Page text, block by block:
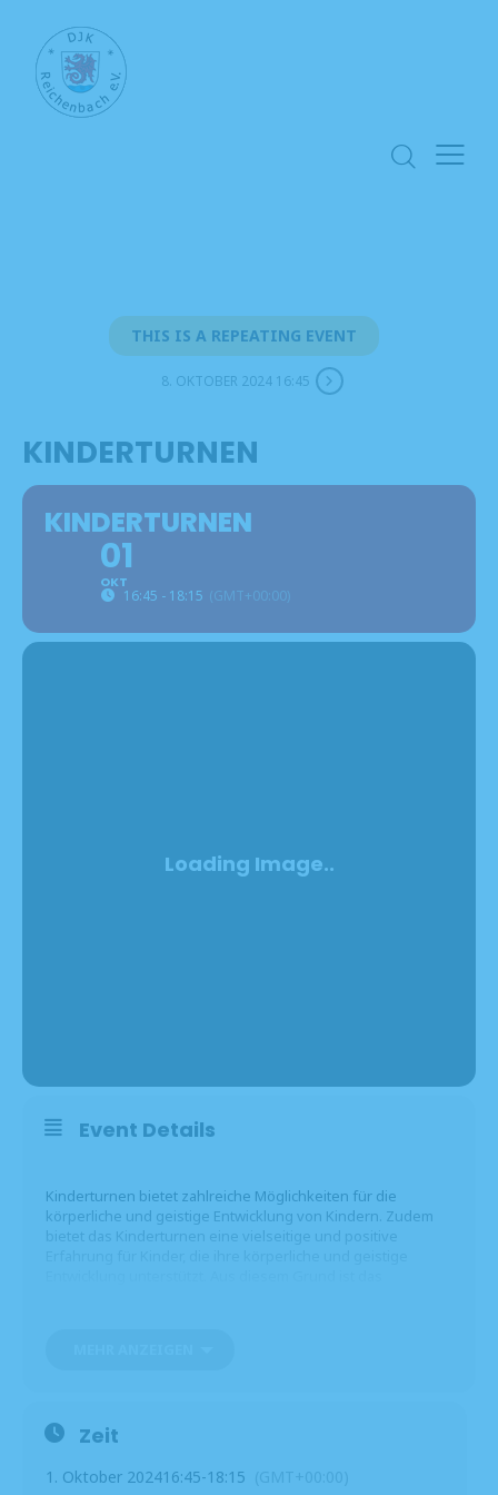
THIS IS A REPEATING EVENT
8. OKTOBER 2024 16:45
KINDERTURNEN
KINDERTURNEN
01
OKT
16:45 - 18:15 (GMT+00:00)
Event Details
Kinderturnen bietet zahlreiche Möglichkeiten für die
körperliche und geistige Entwicklung von Kindern. Zudem
bietet das Kinderturnen eine vielseitige und positive
Gruppe 1 – 16:45 Uhr – 17:30 Uhr – Alter 4-5 Jahre
Zeit
1. Oktober 202416:45-18:15